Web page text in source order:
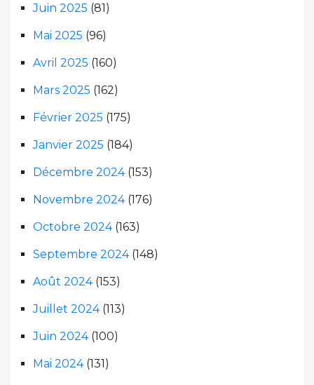
Juin 2025 (81)
Mai 2025 (96)
Avril 2025 (160)
Mars 2025 (162)
Février 2025 (175)
Janvier 2025 (184)
Décembre 2024(153)
Novembre 2024(176)
Octobre 2024(163)
Septembre 2024(148)
Août 2024(153)
Juillet 2024(113)
Juin 2024(100)
Mai 2024(131)